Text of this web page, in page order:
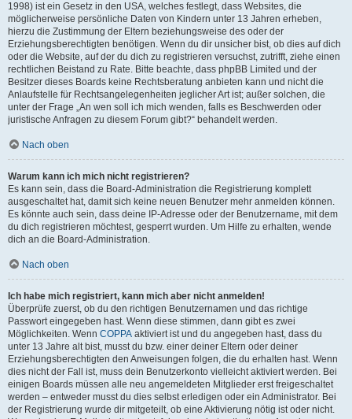
1998) ist ein Gesetz in den USA, welches festlegt, dass Websites, die
möglicherweise persönliche Daten von Kindern unter 13 Jahren erheben,
hierzu die Zustimmung der Eltern beziehungsweise des oder der
Erziehungsberechtigten benötigen. Wenn du dir unsicher bist, ob dies auf dich
oder die Website, auf der du dich zu registrieren versuchst, zutrifft, ziehe einen
rechtlichen Beistand zu Rate. Bitte beachte, dass phpBB Limited und der
Besitzer dieses Boards keine Rechtsberatung anbieten kann und nicht die
Anlaufstelle für Rechtsangelegenheiten jeglicher Art ist; außer solchen, die
unter der Frage „An wen soll ich mich wenden, falls es Beschwerden oder
juristische Anfragen zu diesem Forum gibt?“ behandelt werden.
Nach oben
Warum kann ich mich nicht registrieren?
Es kann sein, dass die Board-Administration die Registrierung komplett
ausgeschaltet hat, damit sich keine neuen Benutzer mehr anmelden können.
Es könnte auch sein, dass deine IP-Adresse oder der Benutzername, mit dem
du dich registrieren möchtest, gesperrt wurden. Um Hilfe zu erhalten, wende
dich an die Board-Administration.
Nach oben
Ich habe mich registriert, kann mich aber nicht anmelden!
Überprüfe zuerst, ob du den richtigen Benutzernamen und das richtige
Passwort eingegeben hast. Wenn diese stimmen, dann gibt es zwei
Möglichkeiten. Wenn COPPA aktiviert ist und du angegeben hast, dass du
unter 13 Jahre alt bist, musst du bzw. einer deiner Eltern oder deiner
Erziehungsberechtigten den Anweisungen folgen, die du erhalten hast. Wenn
dies nicht der Fall ist, muss dein Benutzerkonto vielleicht aktiviert werden. Bei
einigen Boards müssen alle neu angemeldeten Mitglieder erst freigeschaltet
werden – entweder musst du dies selbst erledigen oder ein Administrator. Bei
der Registrierung wurde dir mitgeteilt, ob eine Aktivierung nötig ist oder nicht.